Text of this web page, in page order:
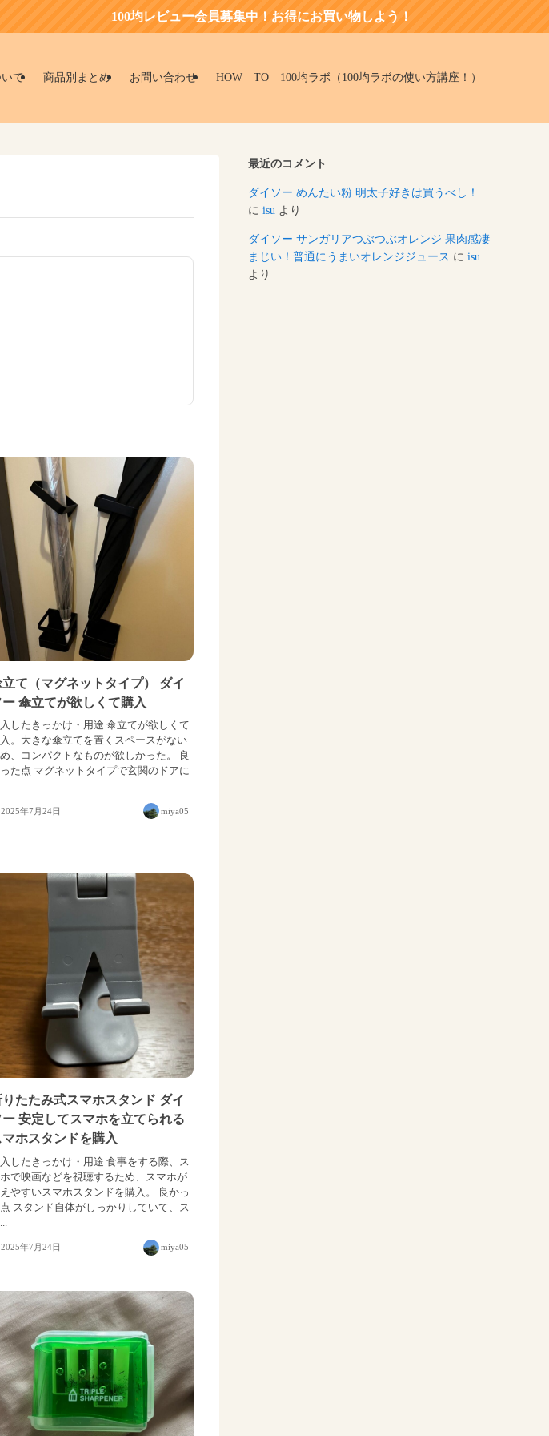
100均レビュー会員募集中！お得にお買い物しよう！
て 商品別まとめ お問い合わせ HOW TO 100均ラボ（100均ラボの使い方講座！）
立て（マグネットタイプ） ダイ
ー 傘立てが欲しくて購入
したきっかけ・用途 傘立てが欲しくて
。大きな傘立てを置くスペースがない
、コンパクトなものが欲しかった。 良
た点 マグネットタイプで玄関のドアに
2025年7月24日 miya05
りたたみ式スマホスタンド ダイ
ー 安定してスマホを立てられる
マホスタンドを購入
したきっかけ・用途 食事をする際、ス
で映画などを視聴するため、スマホが
やすいスマホスタンドを購入。 良かっ
スタンド自体がしっかりしていて、ス
2025年7月24日 miya05
最近のコメント
ダイソー めんたい粉 明太子好きは買うべし！
に isu より
ダイソー サンガリアつぶつぶオレンジ 果肉感凄
まじい！普通にうまいオレンジジュース に isu
より